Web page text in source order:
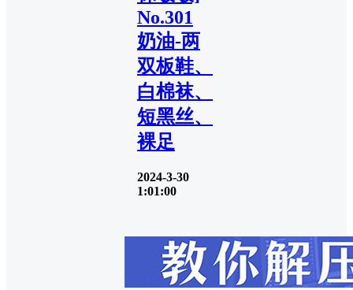
No.301
奶油-两
双板鞋、
白棉袜、
短黑丝、
裸足
2024-3-30
1:01:00